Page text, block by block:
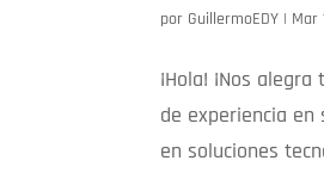
por GuillermoEDY | Mar
¡Hola! ¡Nos
de experiencia
en soluciones